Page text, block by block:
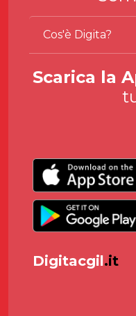
Cos'è Digita?
Scarica la
Digitacgil.it